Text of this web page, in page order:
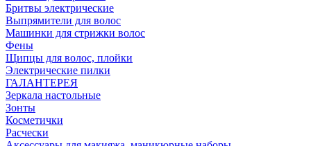
Бритвы электрические
Выпрямители для волос
Машинки для стрижки волос
Фены
Щипцы для волос, плойки
Электрические пилки
ГАЛАНТЕРЕЯ
Зеркала настольные
Зонты
Косметички
Расчески